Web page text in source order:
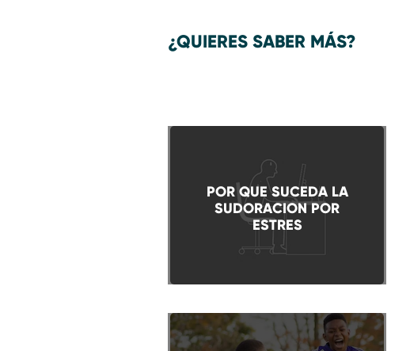
¿QUIERES SABER MÁS?
POR QUE SUCEDA LA
SUDORACION POR
ESTRES